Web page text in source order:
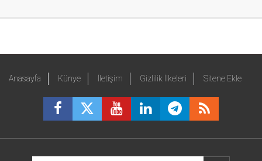
Anasayfa Künye İletişim Gizlilik İlkeleri Sitene Ekle